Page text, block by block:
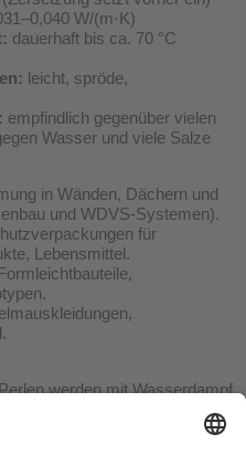
W/(m·K)
dauerhaft bis ca. 70 °C
leicht, spröde,
empfindlich gegenüber vielen
Wasser und viele Salze
in Wänden, Dächern und
und WDVS-Systemen).
für
Lebensmittel.
werden mit Wasserdampf
in Formwerkzeugen